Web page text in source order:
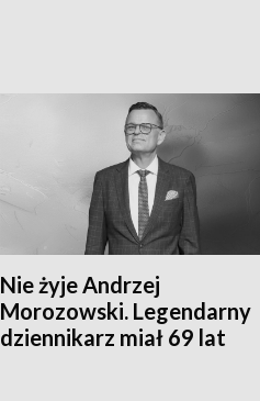
Nie żyje Andrzej
Morozowski. Legendarny
dziennikarz miał 69 lat